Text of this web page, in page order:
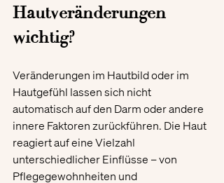
Hautveränderungen
wichtig?
Veränderungen im Hautbild oder im
Hautgefühl lassen sich nicht
automatisch auf den Darm oder andere
innere Faktoren zurückführen. Die Haut
reagiert auf eine Vielzahl
unterschiedlicher Einflüsse – von
Pflegegewohnheiten und